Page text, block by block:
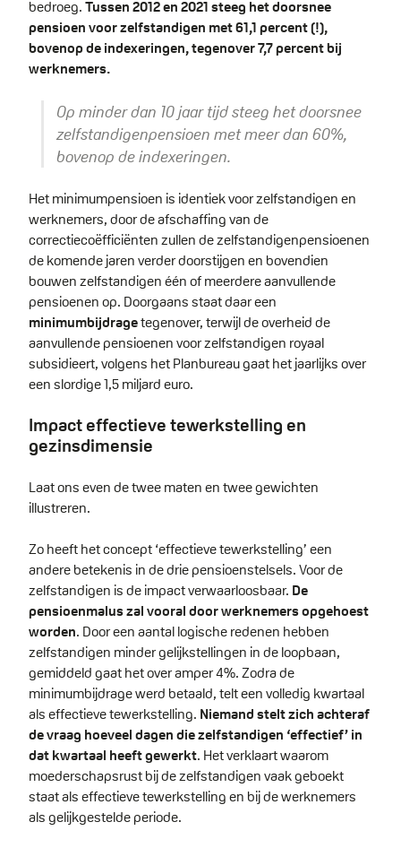
bedroeg.Tussen 2012 en 2021 steeg het doorsnee
pensioen voor zelfstandigen met 61,1 percent (!),
bovenop de indexeringen, tegenover 7,7 percent bij
werknemers.
Op minder dan 10 jaar tijd steeg het doorsnee
zelfstandigenpensioen met meer dan 60%,
bovenop de indexeringen.
Het minimumpensioen is identiek voor zelfstandigen en
werknemers, door de afschaffing van de
correctiecoëfficiënten zullen de zelfstandigenpensioenen
de komende jaren verder doorstijgen en bovendien
bouwen zelfstandigen één of meerdere aanvullende
pensioenen op. Doorgaans staat daar een
minimumbijdragetegenover, terwijl de overheid de
aanvullende pensioenen voor zelfstandigen royaal
subsidieert, volgens het Planbureau gaat het jaarlijks over
een slordige 1,5 miljard euro.
Impact effectieve tewerkstelling en
gezinsdimensie
Laat ons even de twee maten en twee gewichten
illustreren.
Zo heeft het concept ‘effectieve tewerkstelling’ een
andere betekenis in de drie pensioenstelsels. Voor de
zelfstandigen is de impact verwaarloosbaar. De
pensioenmalus zal vooral door werknemers opgehoest
worden. Door een aantal logische redenen hebben
zelfstandigen minder gelijkstellingen in de loopbaan,
gemiddeld gaat het over amper 4%. Zodra de
minimumbijdrage werd betaald, telt een volledig kwartaal
als effectieve tewerkstelling. Niemand stelt zich achteraf
de vraag hoeveel dagen die zelfstandigen ‘effectief’ in
dat kwartaal heeft gewerkt. Het verklaart waarom
moederschapsrust bij de zelfstandigen vaak geboekt
staat als effectieve tewerkstelling en bij de werknemers
als gelijkgestelde periode.